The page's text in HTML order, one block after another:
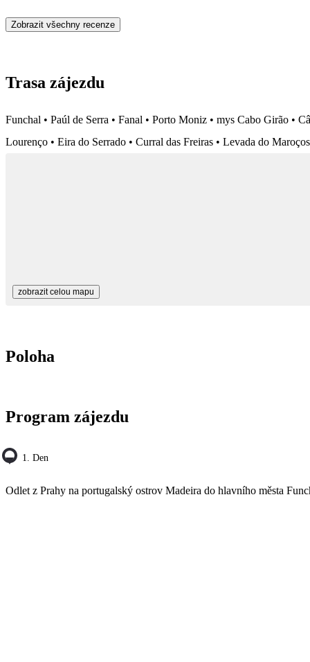
Zobrazit všechny recenze
Trasa zájezdu
Funchal • Paúl de Serra • Fanal • Porto Moniz • mys Cabo Girão •
Lourenço • Eira do Serrado • Curral das Freiras • Levada do
zobrazit celou mapu
Poloha
Program zájezdu
1. Den
Odlet z Prahy na portugalský ostrov Madeira do hlavního města